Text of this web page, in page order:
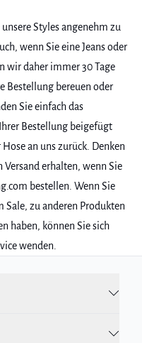
Styles angenehm zu
wenn Sie eine Jeans oder
wir daher immer 30 Tage
Bestellung bereuen oder
Sie einfach das
Bestellung beigefügt
an uns zurück. Denken
Versand erhalten, wenn Sie
bestellen. Wenn Sie
Sale, zu anderen Produkten
haben, können Sie sich
wenden.